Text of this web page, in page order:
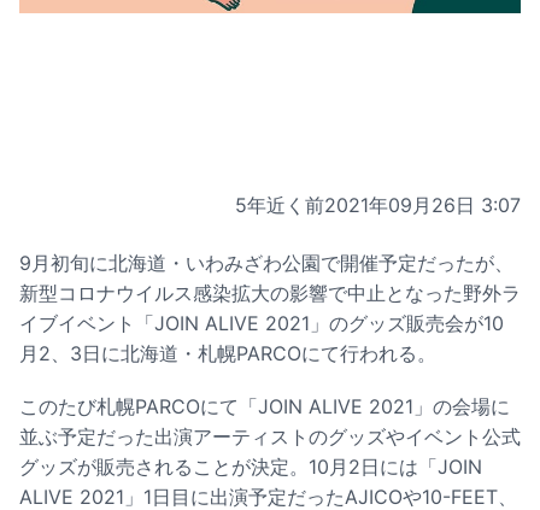
5年近く前2021年09月26日 3:07
9月初旬に北海道・いわみざわ公園で開催予定だったが、
新型コロナウイルス感染拡大の影響で中止となった野外ラ
イブイベント「JOIN ALIVE 2021」のグッズ販売会が10
月2、3日に北海道・札幌PARCOにて行われる。
このたび札幌PARCOにて「JOIN ALIVE 2021」の会場に
並ぶ予定だった出演アーティストのグッズやイベント公式
グッズが販売されることが決定。10月2日には「JOIN
ALIVE 2021」1日目に出演予定だったAJICOや10-FEET、